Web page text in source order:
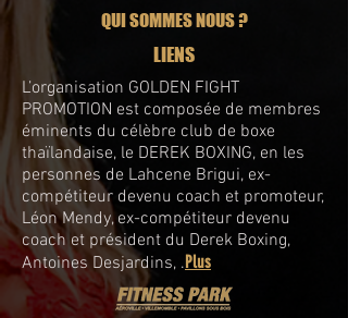
QUI SOMMES NOUS ?
LIENS
L’organisation GOLDEN FIGHT
PROMOTION est composée de membres
éminents du célèbre club de boxe
thaïlandaise, le DEREK BOXING, en les
personnes de Lahcene Brigui, ex-
compétiteur devenu coach et promoteur,
Léon Mendy, ex-compétiteur devenu
coach et président du Derek Boxing,
Antoines Desjardins, .Plus